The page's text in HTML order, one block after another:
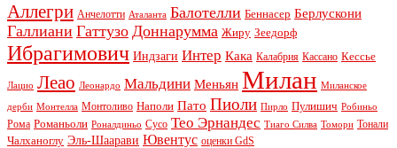
Аллегри Анчелотти Аталанта Балотелли Беннасер Берлускони
Галлиани Гаттузо Доннарумма Жиру Зеедорф
Ибрагимович Индзаги Интер Кака Калабрия Кассано Кессье
Лацио Леао Леонардо Мальдини Меньян Милан Миланское
дерби Монтелла Монтоливо Наполи Пато Пиоли Пирло Пулишич Робиньо
Рома Романьоли Роналдиньо Сусо Тео Эрнандес Тиаго Силва Томори Тонали
Чалханоглу Эль-Шаарави Ювентус оценки GdS